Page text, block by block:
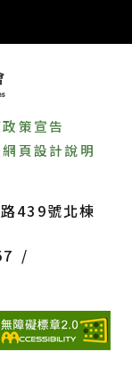
策宣告
頁設計說明
439號北棟
/